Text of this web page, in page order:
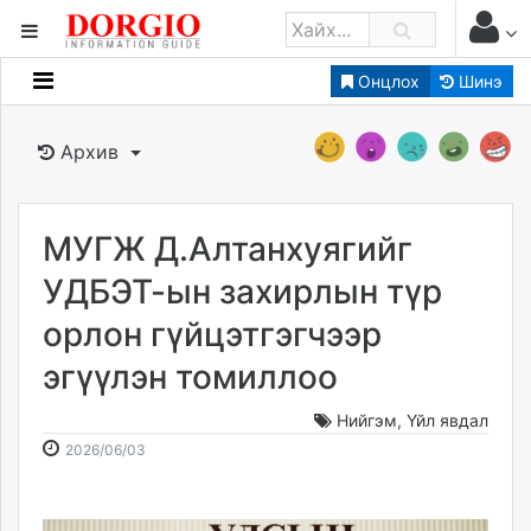
Онцлох Шинэ
Мэдээллийн
Банк санхүү
Бизнес ААН
Төрийн
dorgio.mn
Gogo.mn
caak.mn
news.mn
zindaa.mn
tovch.mn
Архив
МУГЖ Д.Алтанхуягийг
УДБЭТ-ын захирлын түр
орлон гүйцэтгэгчээр
эгүүлэн томиллоо
Нийгэм, Үйл явдал
2026/06/03